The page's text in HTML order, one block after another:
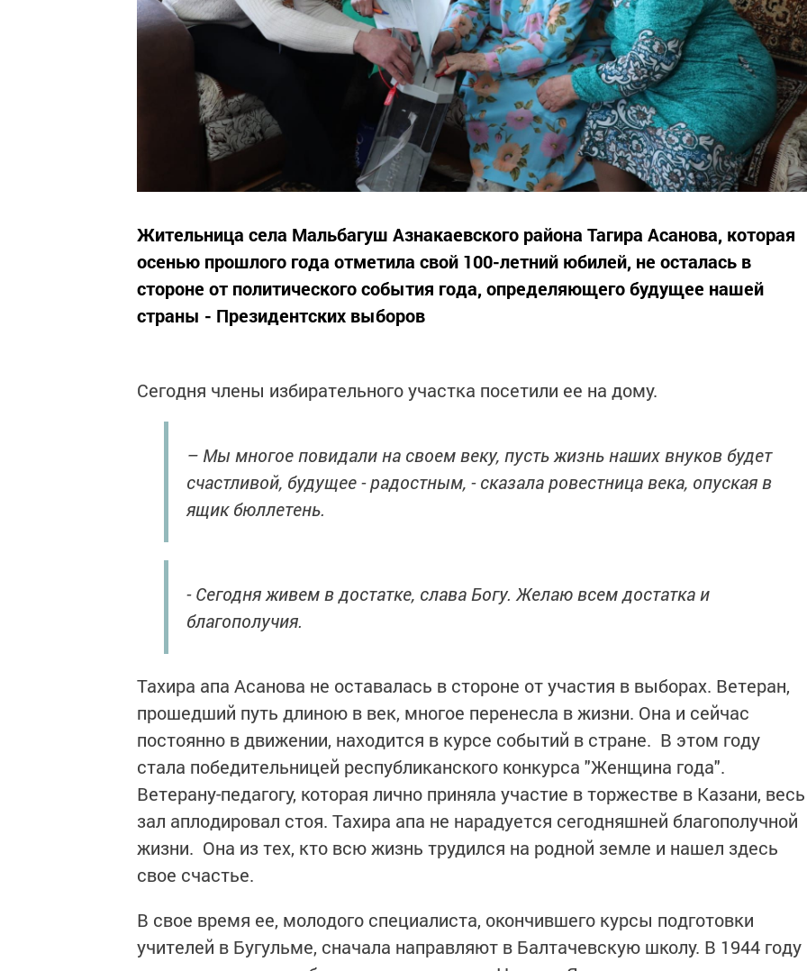
Жительница села Мальбагуш Азнакаевского района Тагира Асанова, которая
осенью прошлого года отметила свой 100-летний юбилей, не осталась в
стороне от политического события года, определяющего будущее нашей
страны - Президентских выборов
Сегодня члены избирательного участка посетили ее на дому.
– Мы многое повидали на своем веку, пусть жизнь наших внуков будет
счастливой, будущее - радостным, - сказала ровестница века, опуская в
ящик бюллетень.
- Сегодня живем в достатке, слава Богу. Желаю всем достатка и
благополучия.
Тахира апа Асанова не оставалась в стороне от участия в выборах. Ветеран,
прошедший путь длиною в век, многое перенесла в жизни. Она и сейчас
постоянно в движении, находится в курсе событий в стране. В этом году
стала победительницей республиканского конкурса "Женщина года".
Ветерану-педагогу, которая лично приняла участие в торжестве в Казани, весь
зал аплодировал стоя. Тахира апа не нарадуется сегодняшней благополучной
жизни. Она из тех, кто всю жизнь трудился на родной земле и нашел здесь
свое счастье.
В свое время ее, молодого специалиста, окончившего курсы подготовки
учителей в Бугульме, сначала направляют в Балтачевскую школу. В 1944 году